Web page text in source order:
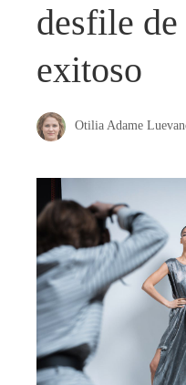
desfile de
exitoso
Otilia Adame